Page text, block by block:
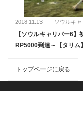
2018.11.13 ソウルキ
【ソウルキャリバー6
RP5000到達～【タリム】
トップページに戻る